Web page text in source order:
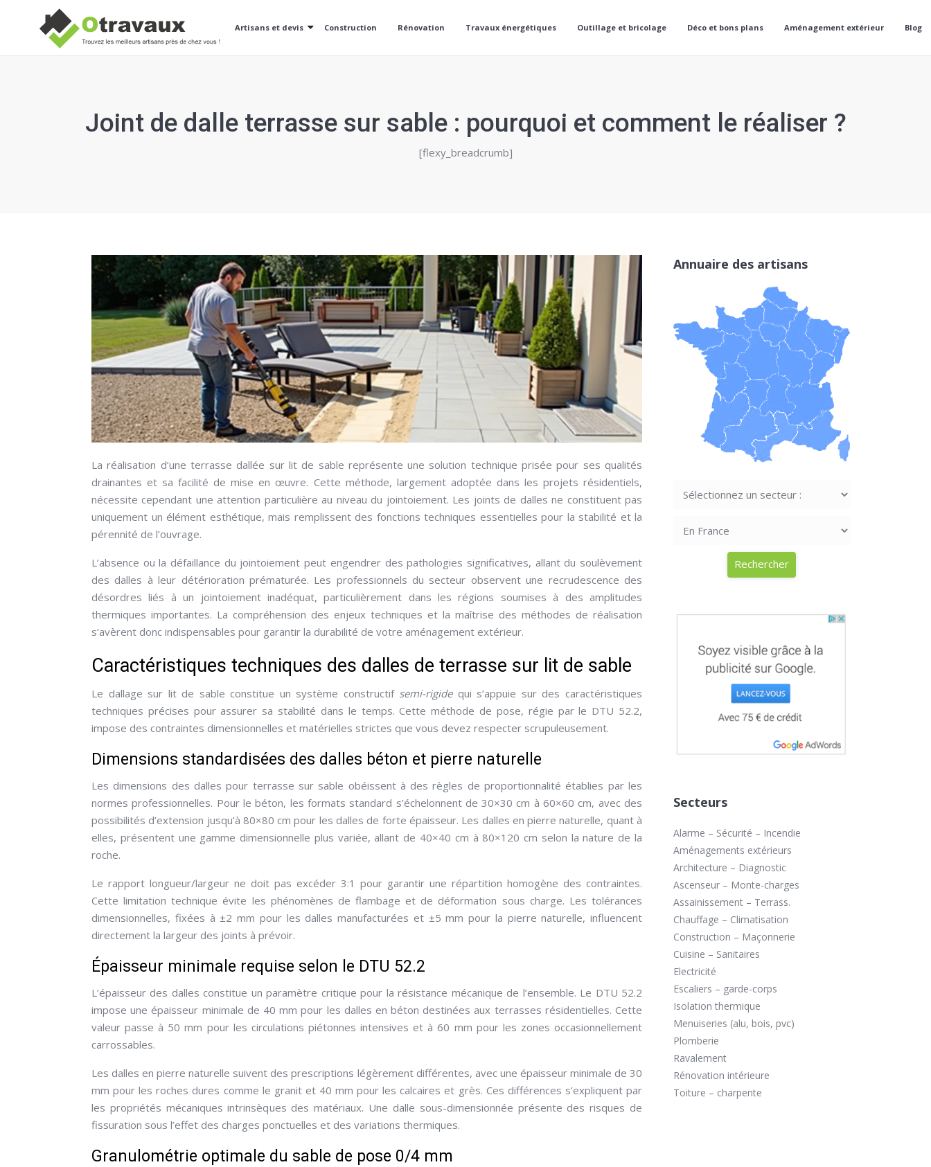
Artisans et devis Construction Rénovation Travaux énergétiques Outillage et bricolage Déco et bons plans Aménagement extérieur Blog
Joint de dalle terrasse sur sable : pourquoi et comment le réaliser ?
[flexy_breadcrumb]
La réalisation d’une terrasse dallée sur lit de sable représente une solution technique prisée pour ses qualités
drainantes et sa facilité de mise en œuvre. Cette méthode, largement adoptée dans les projets résidentiels,
nécessite cependant une attention particulière au niveau du jointoiement. Les joints de dalles ne constituent pas
uniquement un élément esthétique, mais remplissent des fonctions techniques essentielles pour la stabilité et la
pérennité de l’ouvrage.
L’absence ou la défaillance du jointoiement peut engendrer des pathologies significatives, allant du soulèvement
des dalles à leur détérioration prématurée. Les professionnels du secteur observent une recrudescence des
désordres liés à un jointoiement inadéquat, particulièrement dans les régions soumises à des amplitudes
thermiques importantes. La compréhension des enjeux techniques et la maîtrise des méthodes de réalisation
s’avèrent donc indispensables pour garantir la durabilité de votre aménagement extérieur.
Caractéristiques techniques des dalles de terrasse sur lit de sable
Le dallage sur lit de sable constitue un système constructif semi-rigide qui s’appuie sur des caractéristiques
techniques précises pour assurer sa stabilité dans le temps. Cette méthode de pose, régie par le DTU 52.2,
impose des contraintes dimensionnelles et matérielles strictes que vous devez respecter scrupuleusement.
Dimensions standardisées des dalles béton et pierre naturelle
Les dimensions des dalles pour terrasse sur sable obéissent à des règles de proportionnalité établies par les
normes professionnelles. Pour le béton, les formats standard s’échelonnent de 30×30 cm à 60×60 cm, avec des
possibilités d’extension jusqu’à 80×80 cm pour les dalles de forte épaisseur. Les dalles en pierre naturelle, quant à
elles, présentent une gamme dimensionnelle plus variée, allant de 40×40 cm à 80×120 cm selon la nature de la
roche.
Le rapport longueur/largeur ne doit pas excéder 3:1 pour garantir une répartition homogène des contraintes.
Cette limitation technique évite les phénomènes de flambage et de déformation sous charge. Les tolérances
dimensionnelles, fixées à ±2 mm pour les dalles manufacturées et ±5 mm pour la pierre naturelle, influencent
directement la largeur des joints à prévoir.
Épaisseur minimale requise selon le DTU 52.2
L’épaisseur des dalles constitue un paramètre critique pour la résistance mécanique de l’ensemble. Le DTU 52.2
impose une épaisseur minimale de 40 mm pour les dalles en béton destinées aux terrasses résidentielles. Cette
valeur passe à 50 mm pour les circulations piétonnes intensives et à 60 mm pour les zones occasionnellement
carrossables.
Les dalles en pierre naturelle suivent des prescriptions légèrement différentes, avec une épaisseur minimale de 30
mm pour les roches dures comme le granit et 40 mm pour les calcaires et grès. Ces différences s’expliquent par
les propriétés mécaniques intrinsèques des matériaux. Une dalle sous-dimensionnée présente des risques de
fissuration sous l’effet des charges ponctuelles et des variations thermiques.
Granulométrie optimale du sable de pose 0/4 mm
Annuaire des artisans
Secteurs
Alarme – Sécurité – Incendie
Aménagements extérieurs
Architecture – Diagnostic
Ascenseur – Monte-charges
Assainissement – Terrass.
Chauffage – Climatisation
Construction – Maçonnerie
Cuisine – Sanitaires
Electricité
Escaliers – garde-corps
Isolation thermique
Menuiseries (alu, bois, pvc)
Plomberie
Ravalement
Rénovation intérieure
Toiture – charpente